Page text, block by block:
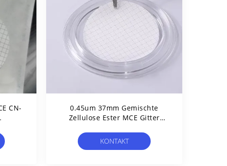
CN-
0.45um 37mm Gemischte
Zellulose Ester MCE Gitter
Mikrobielle Grenztest
KONTAKT